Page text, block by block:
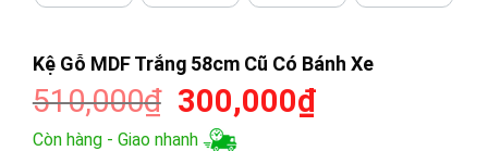
Kệ Gỗ MDF Trắng 58cm Cũ Có Bánh Xe
510,000₫ Giá
gốc
300,000₫Giá
Còn hàng - Giao nhanh